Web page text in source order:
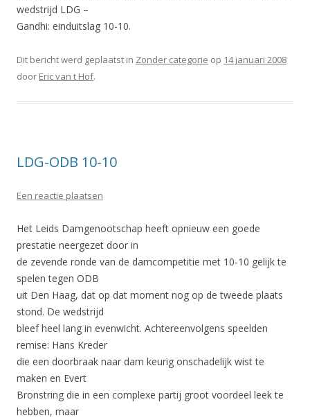
wedstrijd LDG –
Gandhi: einduitslag 10-10.
Dit bericht werd geplaatst in Zonder categorie op 14 januari 2008
door Eric van t Hof.
LDG-ODB 10-10
Een reactie plaatsen
Het Leids Damgenootschap heeft opnieuw een goede
prestatie neergezet door in
de zevende ronde van de damcompetitie met 10-10 gelijk te
spelen tegen ODB
uit Den Haag, dat op dat moment nog op de tweede plaats
stond. De wedstrijd
bleef heel lang in evenwicht. Achtereenvolgens speelden
remise: Hans Kreder
die een doorbraak naar dam keurig onschadelijk wist te
maken en Evert
Bronstring die in een complexe partij groot voordeel leek te
hebben, maar